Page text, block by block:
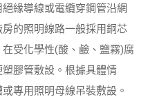
緣導線或電纜穿鋼管沿網
的照明線路一般採用銅芯
受化學性(酸、鹼、鹽霧)腐
膠管敷設。根據具體情
專用照明母線吊裝敷設。